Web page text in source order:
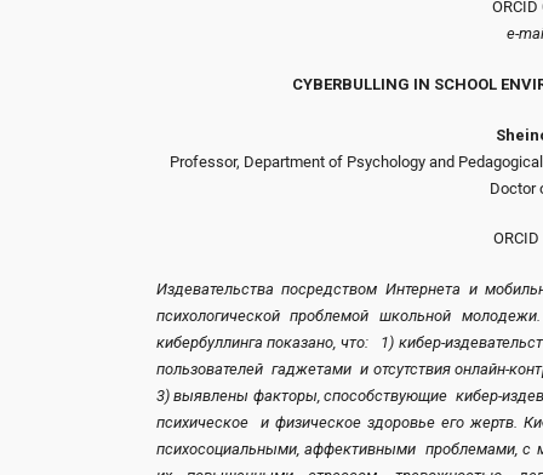
e-
CYBERBULLING IN SCHOOL
Professor, Department of Psychology and
Doctor
Издевательства посредством Интернета и
психологической проблемой школьной
кибербуллинга показано, что: 1) кибер-
пользователей гаджетами и отсутствия онлайн-
3) выявлены факторы, способствующие кибер-
психическое и физическое здоровье его жертв.
психосоциальными, аффективными проблемами, с